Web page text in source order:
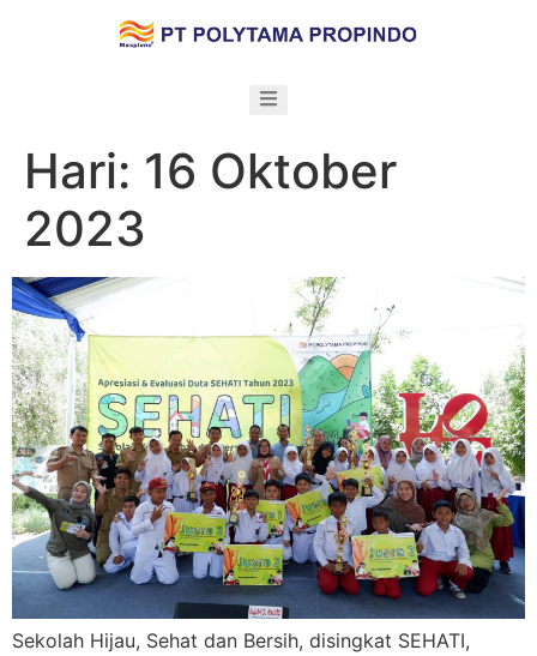
Hari: 16 Oktober
2023
Sekolah Hijau, Sehat dan Bersih, disingkat SEHATI,